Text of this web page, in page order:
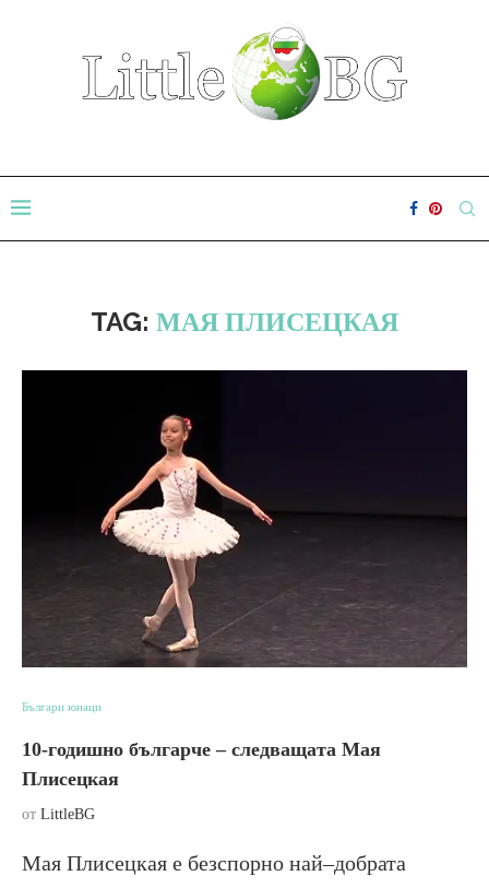
TAG: МАЯ ПЛИСЕЦКАЯ
Българи юнаци
10-годишно българче – следващата Мая
Плисецкая
от LittleBG
Мая Плисецкая е безспорно най–добрата